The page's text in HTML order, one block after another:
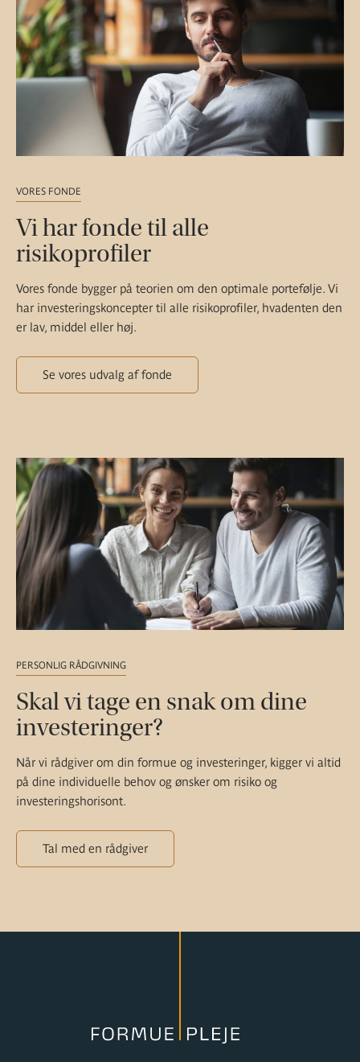
VORES FONDE
Vi har fonde til alle
risikoprofiler
Vores fonde bygger på teorien om den optimale portefølje. Vi
har investeringskoncepter til alle risikoprofiler, hvadenten den
er lav, middel eller høj.
Se vores udvalg af fonde
PERSONLIG RÅDGIVNING
Skal vi tage en snak om dine
investeringer?
Når vi rådgiver om din formue og investeringer, kigger vi altid
på dine individuelle behov og ønsker om risiko og
investeringshorisont.
Tal med en rådgiver